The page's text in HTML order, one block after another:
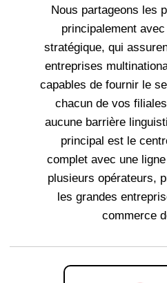
Nous partageons les
principalement
stratégique, qui
entreprises
capables de fournir le
chacun de vos
aucune barrière
principal est le
complet avec une
plusieurs opérateurs,
les grandes
commerce